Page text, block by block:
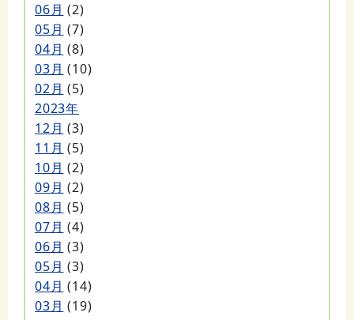
06月 (2)
05月 (7)
04月 (8)
03月 (10)
02月 (5)
2023年
12月 (3)
11月 (5)
10月 (2)
09月 (2)
08月 (5)
07月 (4)
06月 (3)
05月 (3)
04月 (14)
03月 (19)